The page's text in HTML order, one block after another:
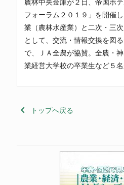
農林中央金庫が２日、帝国ホ
フォーラム２０１９」を開催
業（農林水産業）と二次・三
として、交流・情報交換を図
で、ＪＡ全農が協賛。全農・
業経営大学校の卒業生など５名
keyboard_arrow_left トップへ戻る